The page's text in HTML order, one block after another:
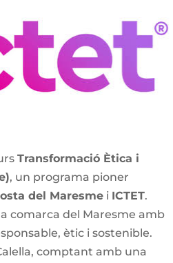
Transformació Ètica i
, un programa pioner
del Maresme i ICTET.
comarca del Maresme amb
ètic i sostenible.
comptant amb una